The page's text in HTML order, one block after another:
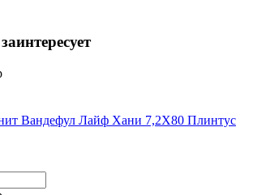
Вандефул Лайф Хани 7,2X80 Плинтус